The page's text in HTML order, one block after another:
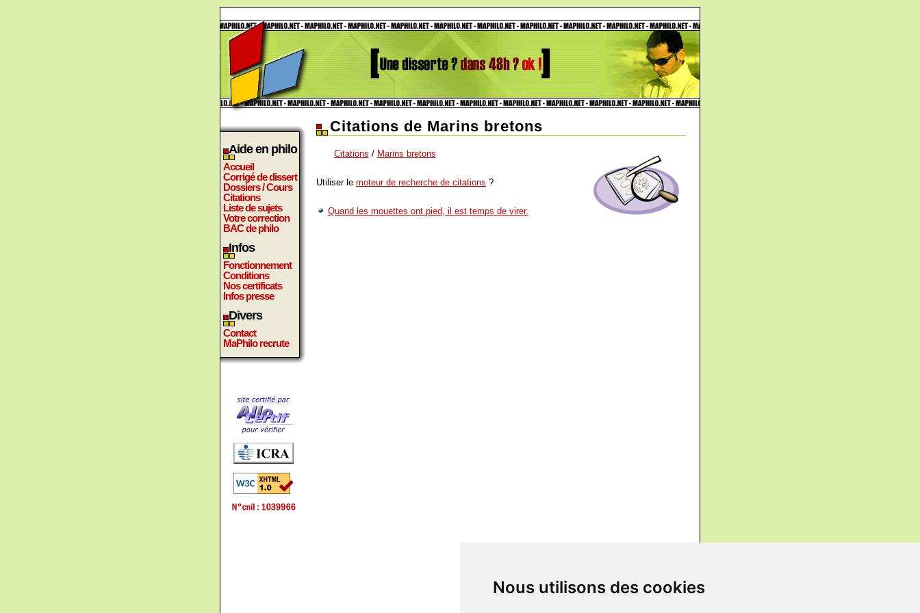
Nous utilisons des cookies
Aide en philo
Accueil
Corrigé de dissert
Dossiers / Cours
Citations
Liste de sujets
Votre correction
BAC de philo
Infos
Fonctionnement
Conditions
Nos certificats
Infos presse
Divers
Contact
MaPhilo recrute
Citations de Marins bretons
Citations / Marins bretons
Utiliser le moteur de recherche de citations ?
Quand les mouettes ont pied, il est temps de virer.